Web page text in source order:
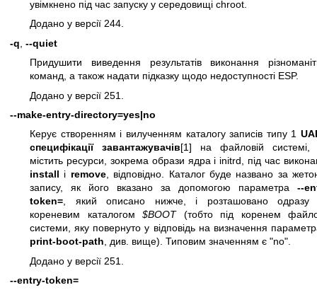
увімкнено під час запуску у середовищі chroot.
Додано у версії 244.
-q --quiet
Придушити виведення результатів виконання
команд, а також надати підказку щодо недоступності ESP.
Додано у версії 251.
--make-entry-directory=yes|no
Керує створенням і вилученням каталогу записів типу 1
специфікації завантажувачів[1] на файловій
містить ресурси, зокрема образи ядра і initrd, під час
install і remove, відповідно. Каталог буде названо за
запису, як його вказано за допомогою параметра --
token=, який описано нижче, і розташовано одразу
кореневим каталогом $BOOT(тобто під коренем
системи, яку повернуто у відповідь на визначення
print-boot-path, див. вище). Типовим значенням є "no".
Додано у версії 251.
--entry-token=